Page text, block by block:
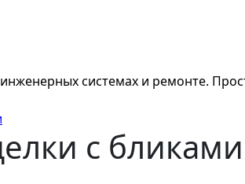
системах и ремонте.
с бликами